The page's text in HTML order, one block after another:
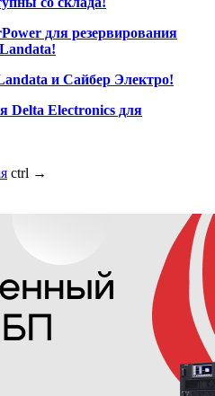
для резервирования
и Сайбер Электро!
Delta Electronics для
ctrl →